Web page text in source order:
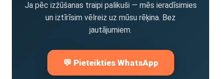
Ja pēc izžūšanas traipi palikuši — mēs ieradīsimies
un iztīrīsim vēlreiz uz mūsu rēķina. Bez
jautājumiem.
💬 Pieteikties WhatsApp